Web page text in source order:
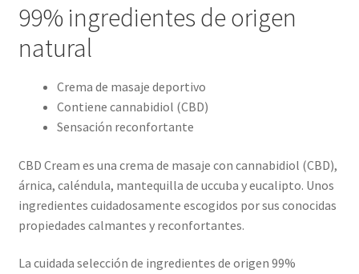
99% ingredientes de origen
natural
Crema de masaje deportivo
Contiene cannabidiol (CBD)
Sensación reconfortante
CBD Cream es una crema de masaje con cannabidiol (CBD),
árnica, caléndula, mantequilla de uccuba y eucalipto. Unos
ingredientes cuidadosamente escogidos por sus conocidas
propiedades calmantes y reconfortantes.
La cuidada selección de ingredientes de origen 99%